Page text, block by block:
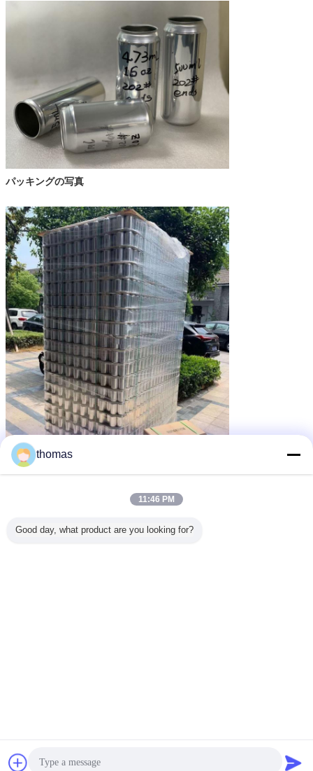
パッキングの写真
多く アルミニウム プルトップ
チャット
thomas
11:46 PM
Good day, what product are you looking for?